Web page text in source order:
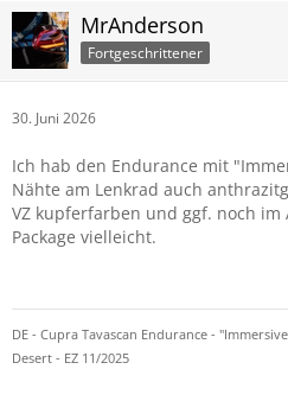
MrAnderson
Fortgeschrittener
30. Juni 2026
Ich hab den Endurance mit
Nähte am Lenkrad auch
VZ kupferfarben und ggf. noch
Package vielleicht.
DE - Cupra Tavascan Endurance -
Desert - EZ 11/2025